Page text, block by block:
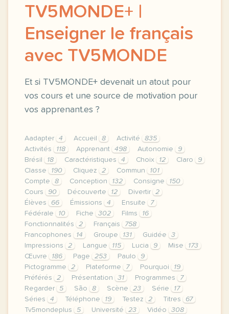
TV5MONDE+ |
Enseigner le français
avec TV5MONDE
Et si TV5MONDE+ devenait un atout pour
vos cours et une source de motivation pour
vos apprenant.es ?
Aadapter 4 Accueil 8 Activité
835
Activités
118 Apprenant 498 Autonomie
9
Brésil
18 Caractéristiques 4 Choix 12 Claro
9
Classe
190 Cliquez 2 Commun
101
Compte
8 Conception 132 Consigne
150
Cours
90 Découverte 12 Divertir
2
Élèves
66 Émissions 4 Ensuite
7
Fédérale
10 Fiche 302 Films
16
Fonctionnalités
2 Français
758
Francophones
14 Groupe 131 Guidée
3
Impressions
2 Langue 115 Lucia 9 Mise
173
Œuvre
186 Page 253 Paulo
9
Pictogramme
2 Plateforme 7 Pourquoi
19
Préférés
2 Présentation 31 Programmes
7
Regarder
5 São 8 Scène 23 Série
17
Séries
4 Téléphone 19 Testez 2 Titres
67
Tv5mondeplus
5 Université 23 Vidéo
308